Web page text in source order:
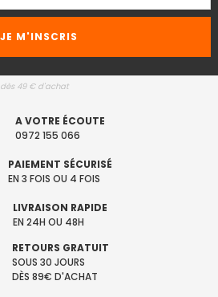
dès 49 € d'achat
A VOTRE ÉCOUTE
0972 155 066
PAIEMENT SÉCURISÉ
EN 3 FOIS OU 4 FOIS
LIVRAISON RAPIDE
EN 24H OU 48H
RETOURS GRATUIT
SOUS 30 JOURS
DÈS 89€ D'ACHAT